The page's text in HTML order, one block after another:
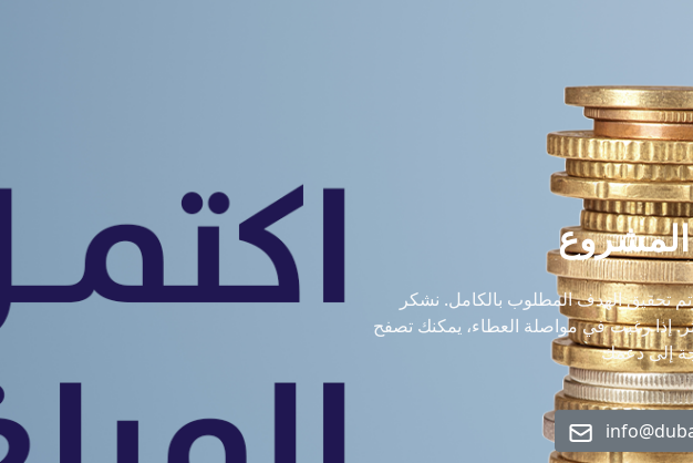
المشروع
تحقيق الهدف المطلوب بالكامل. نشكر
إذا رغبت في مواصلة العطاء، يمكنك تصفح